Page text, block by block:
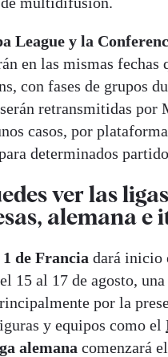
League y la
en las mismas fechas
con fases de grupos
retransmitidas por
casos, por
determinados
ver las ligas
alemana e
de Francia dará inicio
15 al 17 de agosto,
por la
y equipos como el
alemana comenzará